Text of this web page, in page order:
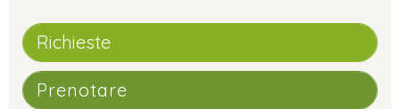
Richieste
Prenotare